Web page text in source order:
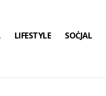
LIFESTYLE SOĊJAL